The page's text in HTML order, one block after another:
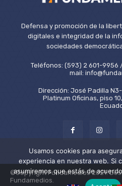
Defensa y promoción de la
digitales e integridad de la
sociedades
Teléfonos: (593) 2 601-
mail:
Dirección: José Padilla
Platinum Oficinas, piso
©Copyright Fundamedios 2021.
Fundamedios.
Usamos cookies para
experiencia en nuestra web. Si
asumiremos que estás de